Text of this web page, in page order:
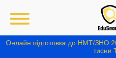
Онлайн підготовка до НМТ/ЗНО
тисни